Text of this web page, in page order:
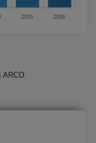
ARCO